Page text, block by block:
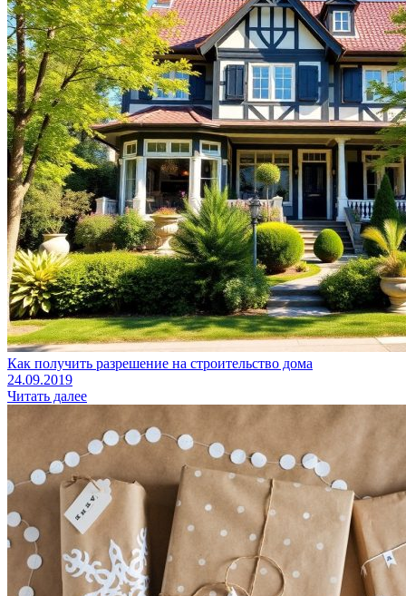
Как получить разрешение на строительство дома
24.09.2019
Читать далее